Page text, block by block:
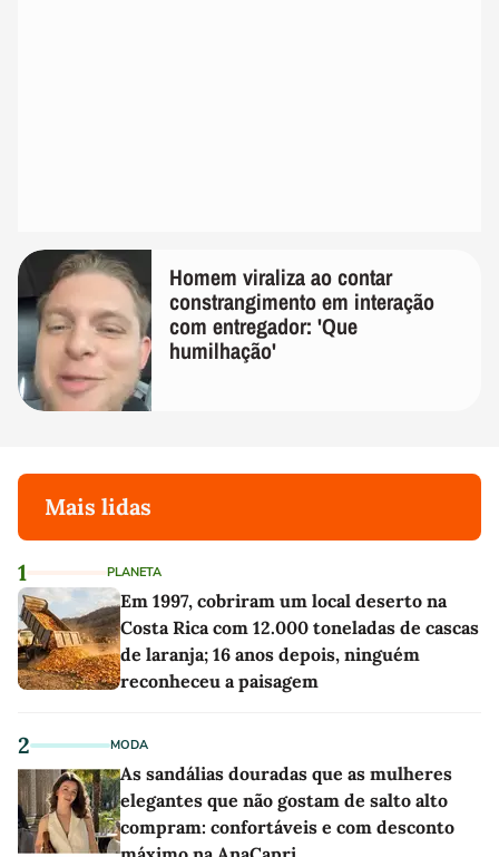
Homem viraliza ao contar
constrangimento em interação
com entregador: 'Que
humilhação'
Mais lidas
1 PLANETA
Em 1997, cobriram um local deserto na
Costa Rica com 12.000 toneladas de cascas
de laranja; 16 anos depois, ninguém
reconheceu a paisagem
2 MODA
As sandálias douradas que as mulheres
elegantes que não gostam de salto alto
compram: confortáveis e com desconto